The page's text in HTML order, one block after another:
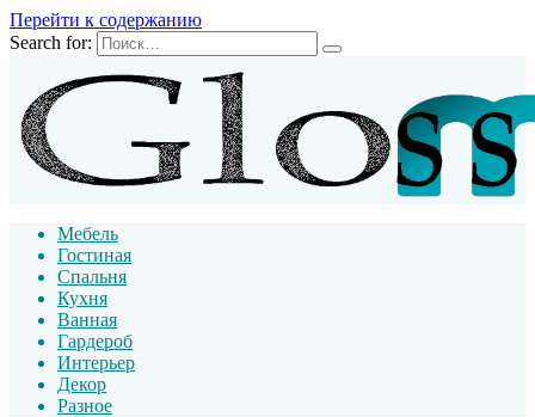
Перейти к содержанию
Search for:
Мебель
Гостиная
Спальня
Кухня
Ванная
Гардероб
Интерьер
Декор
Разное